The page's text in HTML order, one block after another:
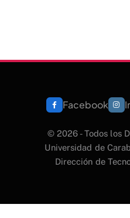
Facebook
© 2026 - Todos los
Universidad de
Dirección de